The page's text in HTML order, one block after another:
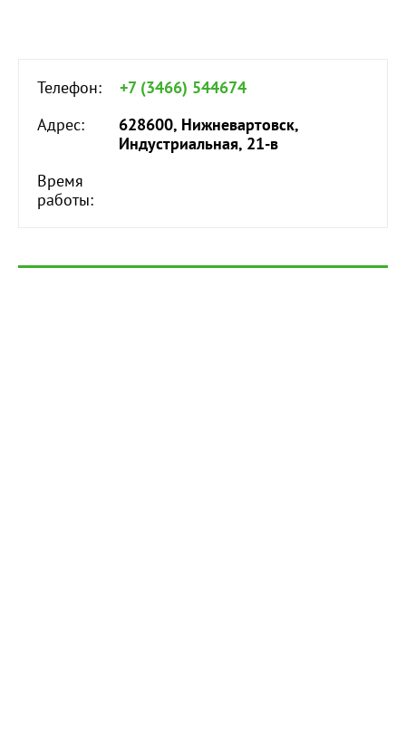
Телефон:
+7 (3466) 544674
Адрес:
628600, Нижневартовск,
Индустриальная, 21-в
Время
работы: